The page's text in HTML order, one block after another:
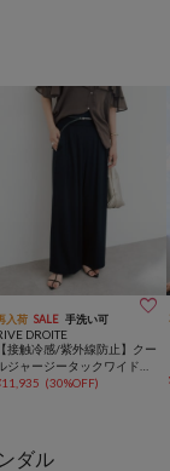
入荷 SALE 手洗い可 
DROITE
【接触冷感/紫外線防止】クー
ジャージータックワイドス
ックス
11,935 (30%OFF)
ダル